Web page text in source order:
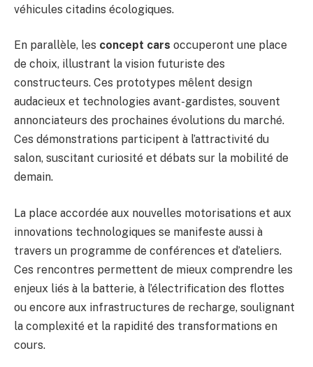
véhicules citadins écologiques.
En parallèle, les concept cars occuperont une place
de choix, illustrant la vision futuriste des
constructeurs. Ces prototypes mêlent design
audacieux et technologies avant-gardistes, souvent
annonciateurs des prochaines évolutions du marché.
Ces démonstrations participent à l’attractivité du
salon, suscitant curiosité et débats sur la mobilité de
demain.
La place accordée aux nouvelles motorisations et aux
innovations technologiques se manifeste aussi à
travers un programme de conférences et d’ateliers.
Ces rencontres permettent de mieux comprendre les
enjeux liés à la batterie, à l’électrification des flottes
ou encore aux infrastructures de recharge, soulignant
la complexité et la rapidité des transformations en
cours.